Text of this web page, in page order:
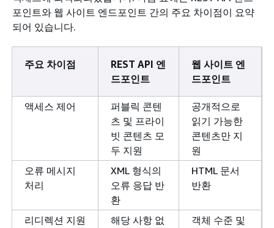
포인트와 웹 사이트 엔드포인트 간의 주요 차이점이 요약
되어 있습니다.
주요 차이점
REST API 엔
드포인트
웹 사이트 엔
드포인트
액세스 제어
퍼블릭 콘텐
츠 및 프라이
빗 콘텐츠 모
두 지원
공개적으로
읽기 가능한
콘텐츠만 지
원
오류 메시지
처리
XML 형식의
오류 응답 반
환
HTML 문서
반환
리디렉션 지원
해당 사항 없
객체 수준 및